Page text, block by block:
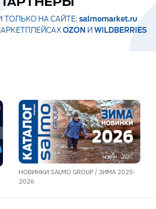
НОВИНКИ SALMO GROUP / ЗИМА 2025-
2026